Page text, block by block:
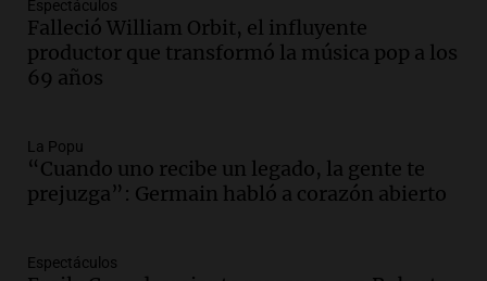
Audio.Docentes de Jujuy denuncian
descuentos de hasta 700.000 pesos en
sus salarios y genera alarma
Audio.Siniestro vial en Salta: una mujer
fallece tras perder el control de su
vehículo
Episodios
Espectáculos
Falleció William Orbit, el influyente
productor que transformó la música pop a los
69 años
La Popu
“Cuando uno recibe un legado, la gente te
prejuzga”: Germain habló a corazón abierto
Espectáculos